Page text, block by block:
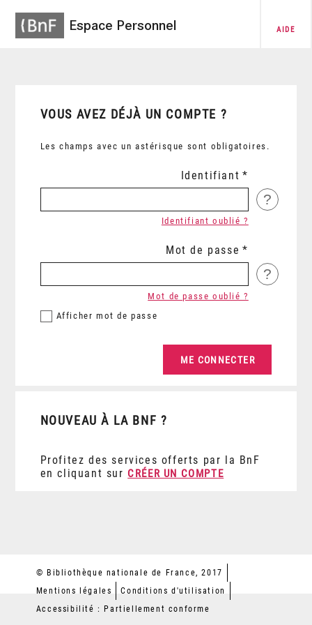
Espace Personnel AIDE
VOUS AVEZ DÉJÀ UN COMPTE ?
Les champs avec un astérisque sont obligatoires.
Identifiant
?
Identifiant oublié ?
Mot de passe
?
Afficher mot de passe
Mot de passe oublié ?
NOUVEAU À LA BNF ?
Profitez des services offerts par la BnF
en cliquant sur CRÉER UN COMPTE
© Bibliothèque nationale de France, 2017
Mentions légales
Conditions d'utilisation
Accessibilité : Partiellement conforme